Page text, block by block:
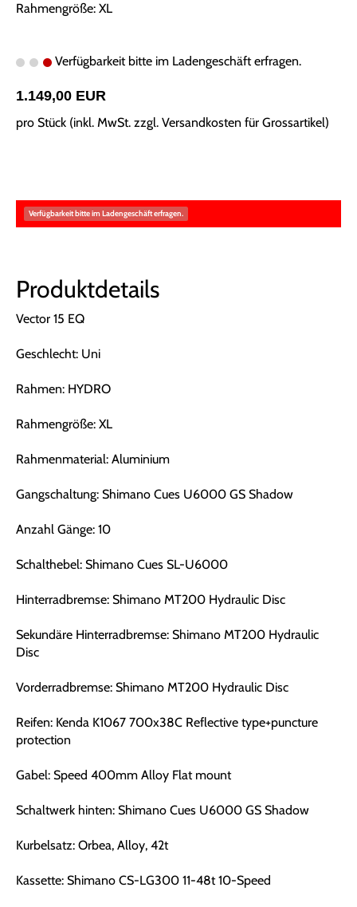
Rahmengröße: XL
Verfügbarkeit bitte im Ladengeschäft erfragen.
1.149,00 EUR
pro Stück (inkl. MwSt. zzgl. Versandkosten für Grossartikel)
Verfügbarkeit bitte im Ladengeschäft erfragen.
Produktdetails
Vector 15 EQ
Geschlecht: Uni
Rahmen: HYDRO
Rahmengröße: XL
Rahmenmaterial: Aluminium
Gangschaltung: Shimano Cues U6000 GS Shadow
Anzahl Gänge: 10
Schalthebel: Shimano Cues SL-U6000
Hinterradbremse: Shimano MT200 Hydraulic Disc
Sekundäre Hinterradbremse: Shimano MT200 Hydraulic
Disc
Vorderradbremse: Shimano MT200 Hydraulic Disc
Reifen: Kenda K1067 700x38C Reflective type+puncture
protection
Gabel: Speed 400mm Alloy Flat mount
Schaltwerk hinten: Shimano Cues U6000 GS Shadow
Kurbelsatz: Orbea, Alloy, 42t
Kassette: Shimano CS-LG300 11-48t 10-Speed